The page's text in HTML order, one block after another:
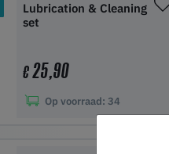
Lubrication & Cleaning
set
€25,90
Op voorraad: 34